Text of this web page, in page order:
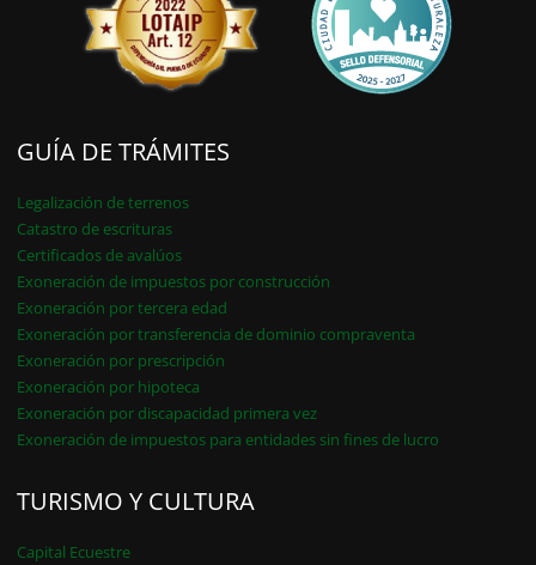
GUÍA DE TRÁMITES
Legalización de terrenos
Catastro de escrituras
Certificados de avalúos
Exoneración de impuestos por construcción
Exoneración por tercera edad
Exoneración por transferencia de dominio compraventa
Exoneración por prescripción
Exoneración por hipoteca
Exoneración por discapacidad primera vez
Exoneración de impuestos para entidades sin fines de lucro
TURISMO Y CULTURA
Capital Ecuestre